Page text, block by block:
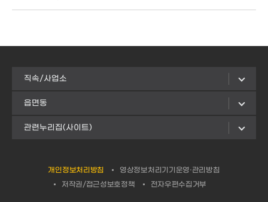
직속/사업소
읍면동
관련누리집(사이트)
개인정보처리방침
영상정보처리기기운영·관리방침
저작권/접근성보호정책
전자우편수집거부